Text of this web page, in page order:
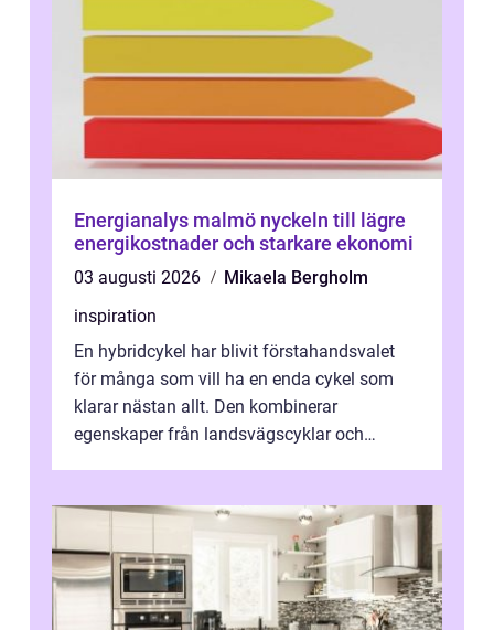
Energianalys malmö nyckeln till lägre
energikostnader och starkare ekonomi
03 augusti 2026
Mikaela Bergholm
inspiration
En hybridcykel har blivit förstahandsvalet
för många som vill ha en enda cykel som
klarar nästan allt. Den kombinerar
egenskaper från landsvägscyklar och